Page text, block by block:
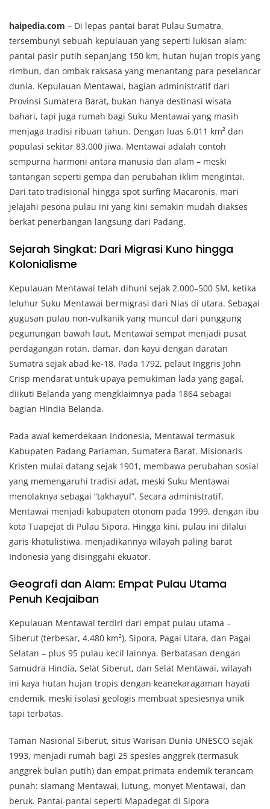
haipedia.com – Di lepas pantai barat Pulau Sumatra,
tersembunyi sebuah kepulauan yang seperti lukisan alam:
pantai pasir putih sepanjang 150 km, hutan hujan tropis yang
rimbun, dan ombak raksasa yang menantang para peselancar
dunia. Kepulauan Mentawai, bagian administratif dari
Provinsi Sumatera Barat, bukan hanya destinasi wisata
bahari, tapi juga rumah bagi Suku Mentawai yang masih
menjaga tradisi ribuan tahun. Dengan luas 6.011 km² dan
populasi sekitar 83.000 jiwa, Mentawai adalah contoh
sempurna harmoni antara manusia dan alam – meski
tantangan seperti gempa dan perubahan iklim mengintai.
Dari tato tradisional hingga spot surfing Macaronis, mari
jelajahi pesona pulau ini yang kini semakin mudah diakses
berkat penerbangan langsung dari Padang.
Sejarah Singkat: Dari Migrasi Kuno hingga
Kolonialisme
Kepulauan Mentawai telah dihuni sejak 2.000–500 SM, ketika
leluhur Suku Mentawai bermigrasi dari Nias di utara. Sebagai
gugusan pulau non-vulkanik yang muncul dari punggung
pegunungan bawah laut, Mentawai sempat menjadi pusat
perdagangan rotan, damar, dan kayu dengan daratan
Sumatra sejak abad ke-18. Pada 1792, pelaut Inggris John
Crisp mendarat untuk upaya pemukiman lada yang gagal,
diikuti Belanda yang mengklaimnya pada 1864 sebagai
bagian Hindia Belanda.
Pada awal kemerdekaan Indonesia, Mentawai termasuk
Kabupaten Padang Pariaman, Sumatera Barat. Misionaris
Kristen mulai datang sejak 1901, membawa perubahan sosial
yang memengaruhi tradisi adat, meski Suku Mentawai
menolaknya sebagai “takhayul”. Secara administratif,
Mentawai menjadi kabupaten otonom pada 1999, dengan ibu
kota Tuapejat di Pulau Sipora. Hingga kini, pulau ini dilalui
garis khatulistiwa, menjadikannya wilayah paling barat
Indonesia yang disinggahi ekuator.
Geografi dan Alam: Empat Pulau Utama
Penuh Keajaiban
Kepulauan Mentawai terdiri dari empat pulau utama –
Siberut (terbesar, 4.480 km²), Sipora, Pagai Utara, dan Pagai
Selatan – plus 95 pulau kecil lainnya. Berbatasan dengan
Samudra Hindia, Selat Siberut, dan Selat Mentawai, wilayah
ini kaya hutan hujan tropis dengan keanekaragaman hayati
endemik, meski isolasi geologis membuat spesiesnya unik
tapi terbatas.
Taman Nasional Siberut, situs Warisan Dunia UNESCO sejak
1993, menjadi rumah bagi 25 spesies anggrek (termasuk
anggrek bulan putih) dan empat primata endemik terancam
punah: siamang Mentawai, lutung, monyet Mentawai, dan
beruk. Pantai-pantai seperti Mapadegat di Sipora